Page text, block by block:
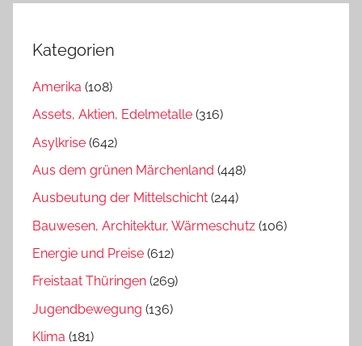
Kategorien
Amerika (108)
Assets, Aktien, Edelmetalle (316)
Asylkrise (642)
Aus dem grünen Märchenland (448)
Ausbeutung der Mittelschicht (244)
Bauwesen, Architektur, Wärmeschutz (106)
Energie und Preise (612)
Freistaat Thüringen (269)
Jugendbewegung (136)
Klima (181)